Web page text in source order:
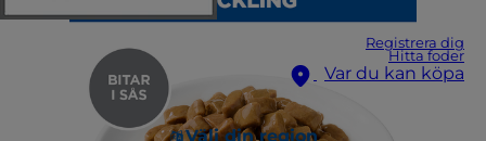
Registrera dig
Hitta foder
Var du kan köpa
Välj din region